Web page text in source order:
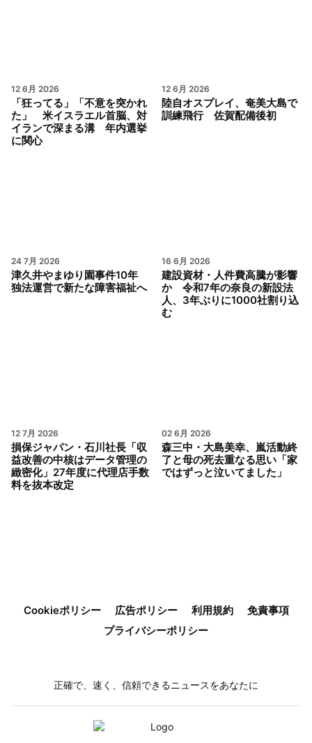
12 6月 2026
「狂ってる」「不意を突かれ
た」 米イスラエル首脳、対
イランで深まる溝 年内選挙
に関心
12 6月 2026
陸自オスプレイ、奄美大島で
訓練飛行 佐賀配備後初
24 7月 2026
津久井やまゆり園事件10年
独法運営で新たな障害福祉へ
16 6月 2026
建設資材・人件費高騰が影響
か 令和7年の奈良の新設法
人、3年ぶりに1000社割り込
む
12 7月 2026
損保ジャパン・石川社長「収
益改善の中核はデータ管理の
緻密化」27年度に代理店手数
料を抜本改定
02 6月 2026
森三中・大島美幸、嵐活動終
了と母の死去重なる思い「家
ではずっと泣いてました」
Cookieポリシー 広告ポリシー 利用規約
免責事項
プライバシーポリシー
正確で、速く、信頼できるニュースをあなたに